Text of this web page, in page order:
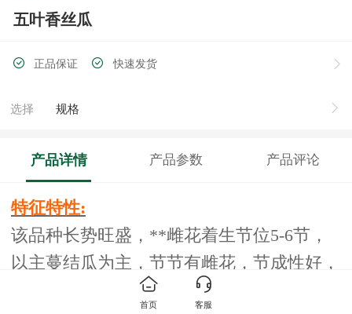
五叶香丝瓜
正品保证 快速发货
选择 规格
产品详情 产品参数 产品评论
特征特性:
该品种长势旺盛，**雌花着生节位5-6节，
以主蔓结瓜为主，节节有雌花，节成性好，
果实膨大速度快，播种后60天即可采收，果
首页 客服